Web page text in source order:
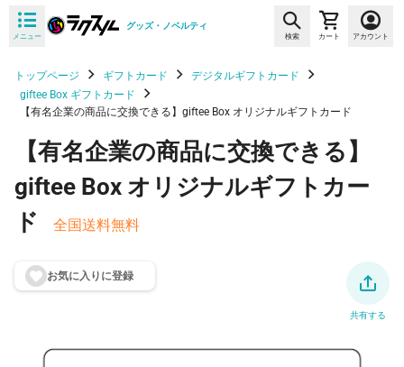
メニュー
グッズ・ノベルティ
検索 カート アカウント
トップページ ギフトカード
デジタルギフトカード
giftee Box ギフトカード
【有名企業の商品に交換できる】giftee Box オリジナルギフトカード
【有名企業の商品に交換できる】
giftee Box オリジナルギフトカー
ド
全国送料無料
お気に入りに登録
共有する